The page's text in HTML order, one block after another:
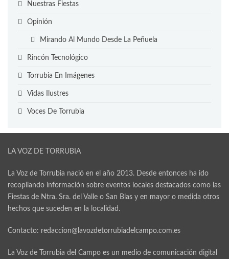
Nuestras Fiestas
Opinión
Mirando Al Mundo Desde La Peñuela
Rincón Tecnológico
Torrubia En Imágenes
Vidas Ilustres
Voces De Torrubia
LA VOZ DE TORRUBIA
La Voz de Torrubia nació en el año 2013. Desde entonces ha ido
recopilando información sobre eventos locales destacados como las
Fiestas de Ntra. Sra. del Valle o San Blas y en mayor o medida otros
hechos que suceden en la localidad.
Contacto: redaccion@lavozdetorrubiadelcampo.com.es
La Voz de Torrubia del Campo es un medio de comunicación digital